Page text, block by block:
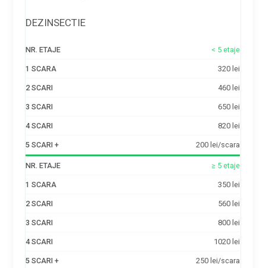
DEZINSECTIE
NR.
1
< 5 etaje
320 lei
460 lei
650 lei
820 lei
200 lei/scara
≥ 5 etaje
350 lei
560 lei
800 lei
1020 lei
250 lei/scara